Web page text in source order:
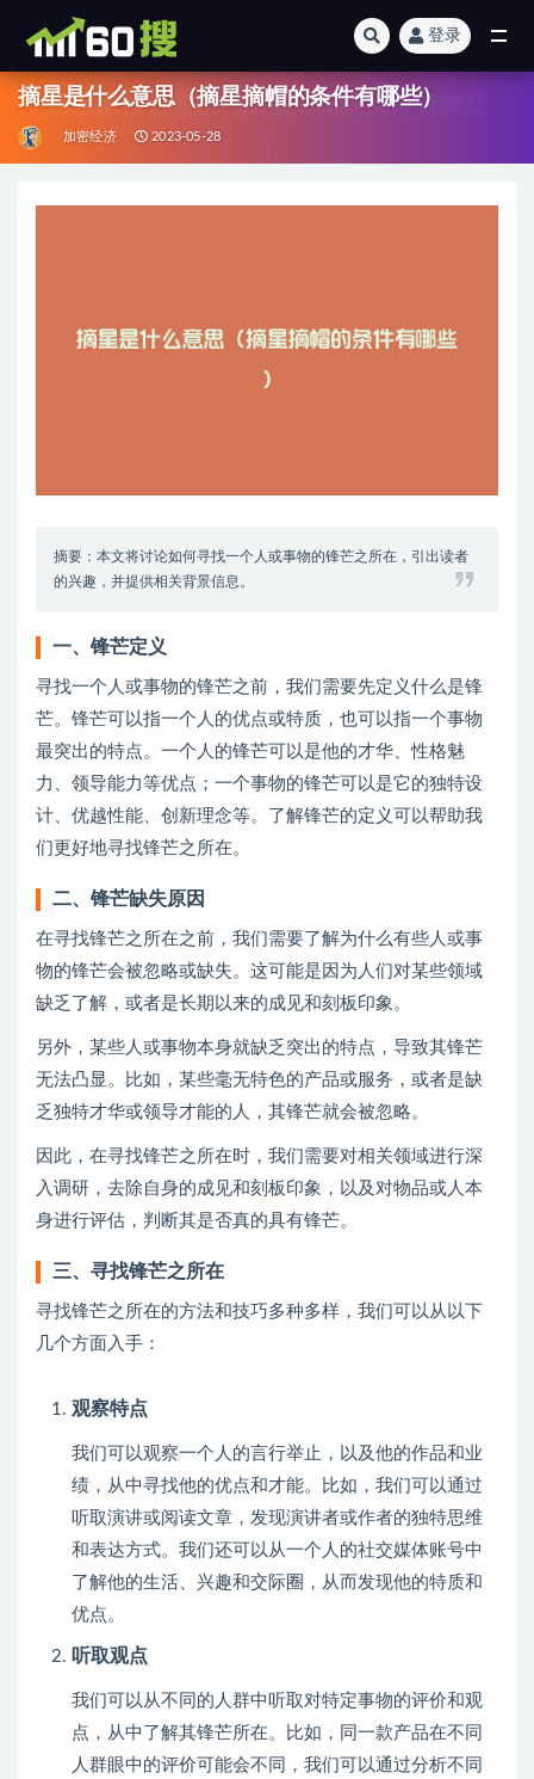
登录
摘星是什么意思（摘星摘帽的条件有哪些）
加密经济 2023-05-28
摘要：本文将讨论如何寻找一个人或事物的锋芒之所在，引出读者
的兴趣，并提供相关背景信息。
一、锋芒定义
寻找一个人或事物的锋芒之前，我们需要先定义什么是锋
芒。锋芒可以指一个人的优点或特质，也可以指一个事物
最突出的特点。一个人的锋芒可以是他的才华、性格魅
力、领导能力等优点；一个事物的锋芒可以是它的独特设
计、优越性能、创新理念等。了解锋芒的定义可以帮助我
们更好地寻找锋芒之所在。
二、锋芒缺失原因
在寻找锋芒之所在之前，我们需要了解为什么有些人或事
物的锋芒会被忽略或缺失。这可能是因为人们对某些领域
缺乏了解，或者是长期以来的成见和刻板印象。
另外，某些人或事物本身就缺乏突出的特点，导致其锋芒
无法凸显。比如，某些毫无特色的产品或服务，或者是缺
乏独特才华或领导才能的人，其锋芒就会被忽略。
因此，在寻找锋芒之所在时，我们需要对相关领域进行深
入调研，去除自身的成见和刻板印象，以及对物品或人本
身进行评估，判断其是否真的具有锋芒。
三、寻找锋芒之所在
寻找锋芒之所在的方法和技巧多种多样，我们可以从以下
几个方面入手：
观察特点
我们可以观察一个人的言行举止，以及他的作品和业
绩，从中寻找他的优点和才能。比如，我们可以通过
听取演讲或阅读文章，发现演讲者或作者的独特思维
和表达方式。我们还可以从一个人的社交媒体账号中
了解他的生活、兴趣和交际圈，从而发现他的特质和
优点。
听取观点
我们可以从不同的人群中听取对特定事物的评价和观
点，从中了解其锋芒所在。比如，同一款产品在不同
人群眼中的评价可能会不同，我们可以通过分析不同